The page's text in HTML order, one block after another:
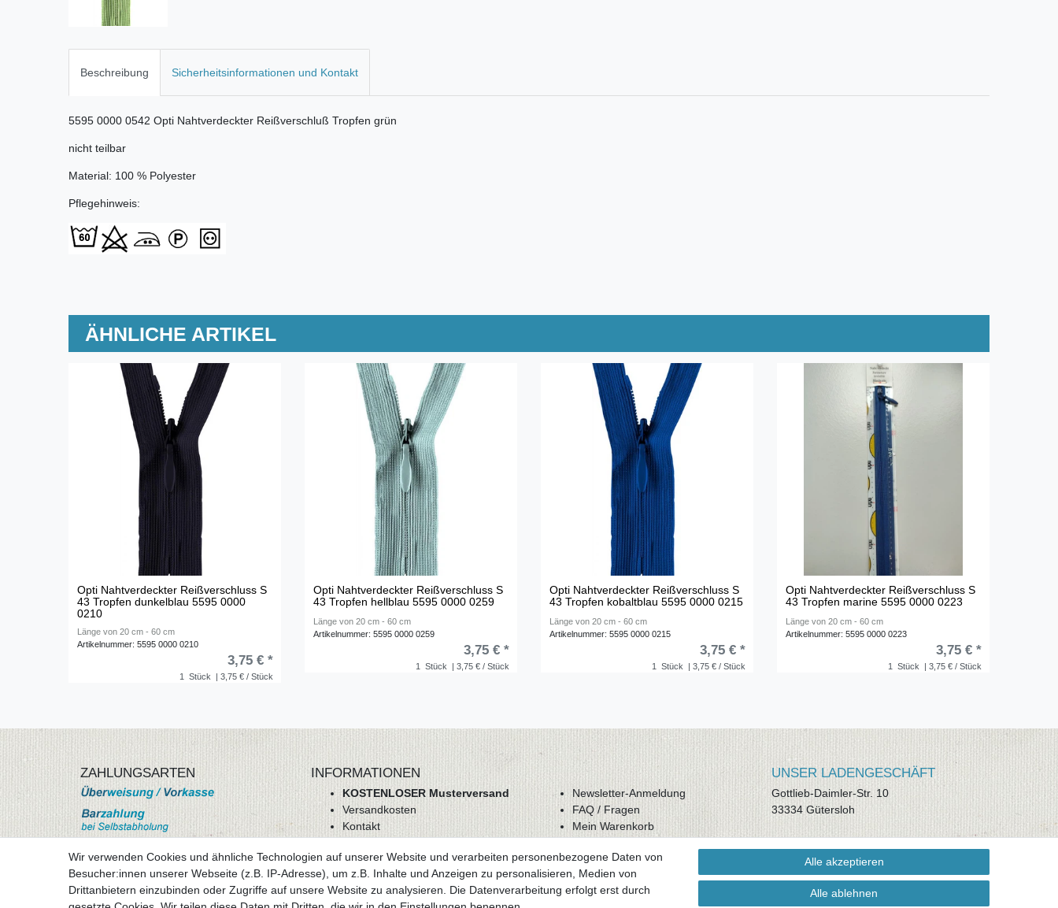
Beschreibung Sicherheitsinformationen und Kontakt
5595 0000 0542 Opti Nahtverdeckter Reißverschluß Tropfen grün
nicht teilbar
Material: 100 % Polyester
Pflegehinweis:
ÄHNLICHE ARTIKEL
Opti Nahtverdeckter Reißverschluss S
43 Tropfen dunkelblau 5595 0000
0210
Länge von 20 cm - 60 cm
Artikelnummer: 5595 0000 0210
1 Stück | 3,75 € / Stück
3,75 € *
Opti Nahtverdeckter Reißverschluss S
43 Tropfen hellblau 5595 0000 0259
Länge von 20 cm - 60 cm
Artikelnummer: 5595 0000 0259
1 Stück | 3,75 € / Stück
3,75 € *
Opti Nahtverdeckter Reißverschluss S
43 Tropfen kobaltblau 5595 0000 0215
Länge von 20 cm - 60 cm
Artikelnummer: 5595 0000 0215
1 Stück | 3,75 € / Stück
3,75 € *
Opti Nahtverdeckter Reißverschluss S
43 Tropfen marine 5595 0000 0223
Länge von 20 cm - 60 cm
Artikelnummer: 5595 0000 0223
1 Stück | 3,75 € / Stück
3,75 € *
ZAHLUNGSARTEN
mehr Informationen
INFORMATIONEN
KOSTENLOSER Musterversand
Versandkosten
Kontakt
AGB
Datenschutz
Impressum
Newsletter-Anmeldung
FAQ / Fragen
Mein Warenkorb
Mein Konto
UNSER LADENGESCHÄFT
Gottlieb-Daimler-Str. 10
33334 Gütersloh
ÖFFNUNGSZEITEN
Montag - Dienstag: 8.00 - 18.00 Uhr,
Mittwoch Ruhetag, Donnerstag: 8.00 -
18.00 Uhr, Freitag 8.00 - 14.00 Uhr
Wir verwenden Cookies und ähnliche Technologien auf unserer Website und verarbeiten personenbezogene Daten von
Besucher:innen unserer Webseite (z.B. IP-Adresse), um z.B. Inhalte und Anzeigen zu personalisieren, Medien von
Drittanbietern einzubinden oder Zugriffe auf unsere Website zu analysieren. Die Datenverarbeitung erfolgt erst durch
Alle akzeptieren
Alle ablehnen